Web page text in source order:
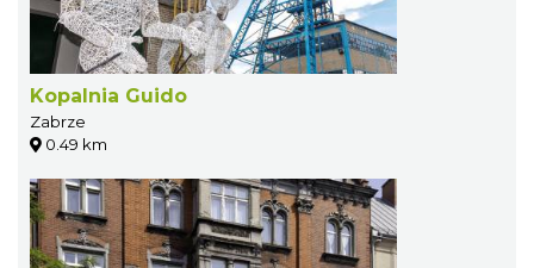
Kopalnia Guido
Zabrze
0.49 km